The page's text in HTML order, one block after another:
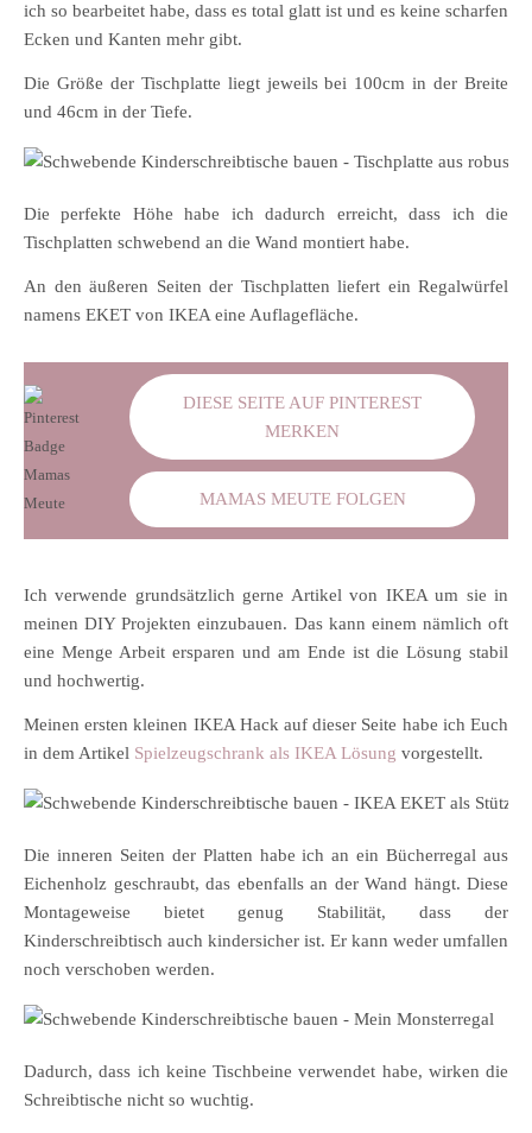
ich so bearbeitet habe, dass es total glatt ist und es keine scharfen
Ecken und Kanten mehr gibt.
Die Größe der Tischplatte liegt jeweils bei 100cm in der Breite
und 46cm in der Tiefe.
Die perfekte Höhe habe ich dadurch erreicht, dass ich die
Tischplatten schwebend an die Wand montiert habe.
An den äußeren Seiten der Tischplatten liefert ein Regalwürfel
namens EKET von IKEA eine Auflagefläche.
DIESE SEITE AUF PINTEREST
MERKEN
MAMAS MEUTE FOLGEN
Ich verwende grundsätzlich gerne Artikel von IKEA um sie in
meinen DIY Projekten einzubauen. Das kann einem nämlich oft
eine Menge Arbeit ersparen und am Ende ist die Lösung stabil
und hochwertig.
Meinen ersten kleinen IKEA Hack auf dieser Seite habe ich Euch
in dem Artikel Spielzeugschrank als IKEA Lösung vorgestellt.
Die inneren Seiten der Platten habe ich an ein Bücherregal aus
Eichenholz geschraubt, das ebenfalls an der Wand hängt. Diese
Montageweise bietet genug Stabilität, dass der
Kinderschreibtisch auch kindersicher ist. Er kann weder umfallen
noch verschoben werden.
Dadurch, dass ich keine Tischbeine verwendet habe, wirken die
Schreibtische nicht so wuchtig.